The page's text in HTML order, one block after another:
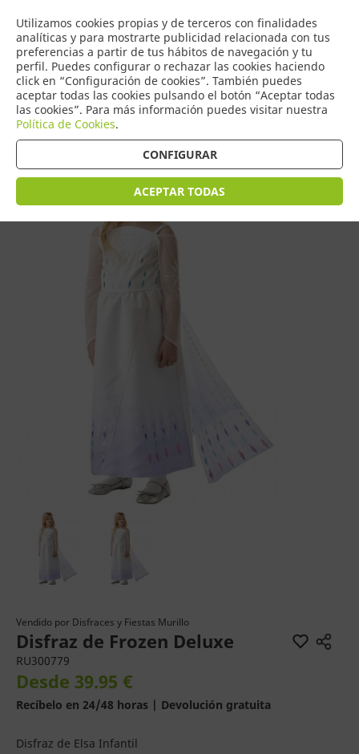
Utilizamos cookies propias y de terceros con finalidades
analíticas y para mostrarte publicidad relacionada con tus
preferencias a partir de tus hábitos de navegación y tu
perfil. Puedes configurar o rechazar las cookies haciendo
click en “Configuración de cookies”. También puedes
aceptar todas las cookies pulsando el botón “Aceptar todas
las cookies”. Para más información puedes visitar nuestra
Política de Cookies.
CONFIGURAR
ACEPTAR TODAS
0
COMERCIO
DE TORRIJOS
Tienda > Disfraces Infantiles
Vendido por Disfraces y Fiestas Murillo
Disfraz de Frozen Deluxe
RU300779
Desde 39.95 €
Recíbelo en 24/48 horas | Devolución gratuita
Disfraz de Elsa Infantil